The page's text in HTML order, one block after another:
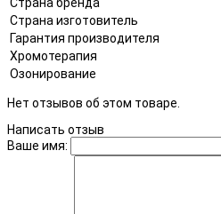
Страна изготовитель
Гарантия производителя
Хромотерапия
Озонирование
Нет отзывов об этом товаре.
Написать отзыв
Ваше имя: